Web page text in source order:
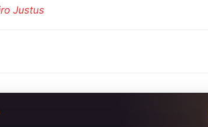
Justus